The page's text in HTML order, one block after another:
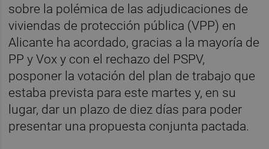
sobre la polémica de las adjudicaciones de
viviendas de protección pública (VPP) en
Alicante ha acordado, gracias a la mayoría de
PP y Vox y con el rechazo del PSPV,
posponer la votación del plan de trabajo que
estaba prevista para este martes y, en su
lugar, dar un plazo de diez días para poder
presentar una propuesta conjunta pactada.